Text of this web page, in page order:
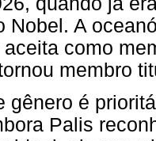
Nobel. A
como
membro
gênero é
Palis